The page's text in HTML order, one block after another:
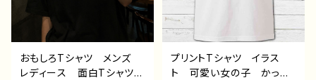
おもしろTシャツ メンズ
レディース 面白Tシャツ
プリントTシャツ イラス
ト 可愛い女の子 かっこ